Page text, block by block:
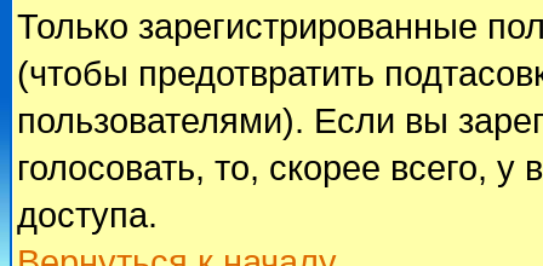
Только зарегистрированные
(чтобы предотвратить
пользователями). Если вы
голосовать, то, скорее всего,
доступа.